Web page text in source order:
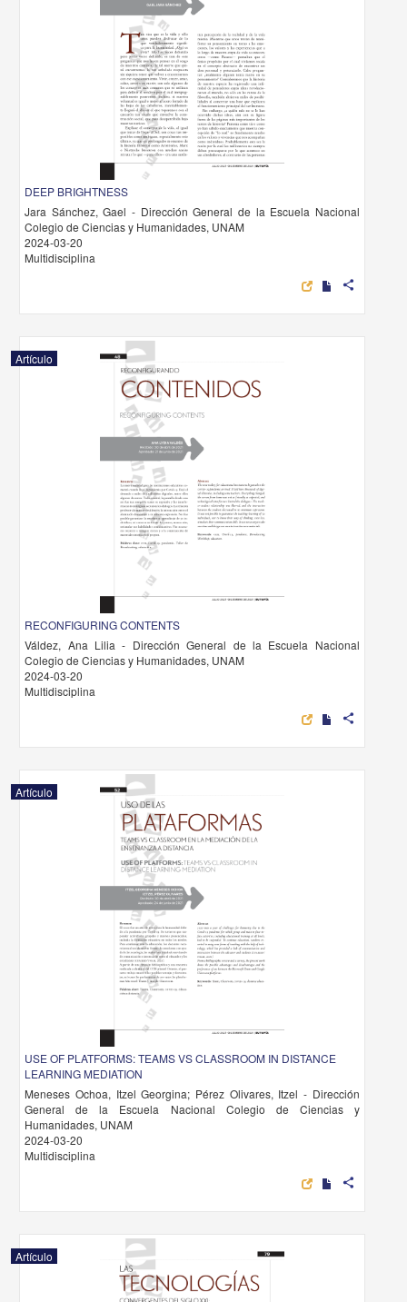
DEEP BRIGHTNESS
Jara Sánchez, Gael - Dirección General de la Escuela Nacional
Colegio de Ciencias y Humanidades, UNAM
2024-03-20
Multidisciplina
share
Artículo
RECONFIGURING CONTENTS
Váldez, Ana Lilia - Dirección General de la Escuela Nacional
Colegio de Ciencias y Humanidades, UNAM
2024-03-20
Multidisciplina
share
Artículo
USE OF PLATFORMS: TEAMS VS CLASSROOM IN DISTANCE
LEARNING MEDIATION
Meneses Ochoa, Itzel Georgina; Pérez Olivares, Itzel - Dirección
General de la Escuela Nacional Colegio de Ciencias y
Humanidades, UNAM
2024-03-20
Multidisciplina
share
Artículo